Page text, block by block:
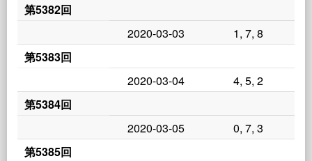
第5382回
2020-03-03
1, 7, 8
第5383回
2020-03-04
4, 5, 2
第5384回
2020-03-05
0, 7, 3
第5385回